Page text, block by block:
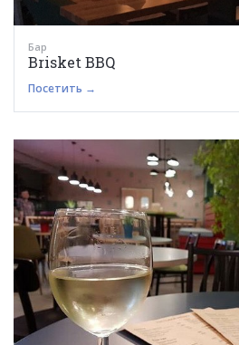
Бар
Brisket BBQ
Посетить →